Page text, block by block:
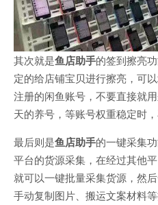
其次就是鱼店助手的签到擦亮
定的给店铺宝贝进行擦亮，可
注册的闲鱼账号，不要直接就
天的养号，等账号权重稳定时
最后则是鱼店助手的一键采集
平台的货源采集，在经过其他
就可以一键批量采集货源，然
手动复制图片、搬运文案材料